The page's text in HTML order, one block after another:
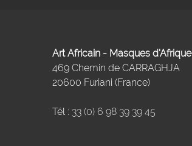
Art Africain - Masques d'Afrique
469 Chemin de CARRAGHJA
20600 Furiani (France)
Tél : 33 (0) 6 98 39 39 45